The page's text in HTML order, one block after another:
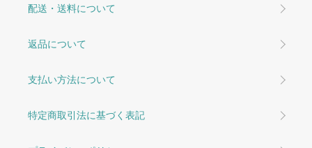
配送・送料について
返品について
支払い方法について
特定商取引法に基づく表記